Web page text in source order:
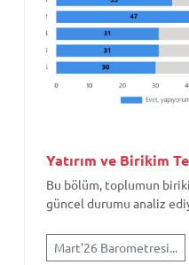
Yatırım ve Birikim
Bu bölüm, toplumun
güncel durumu analiz
Mart'26 Barometresi...